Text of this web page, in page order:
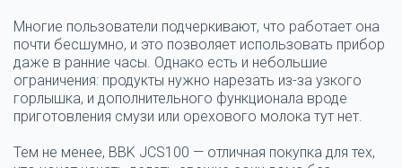
Многие пользователи подчеркивают, что работает она
почти бесшумно, и это позволяет использовать прибор
даже в ранние часы. Однако есть и небольшие
ограничения: продукты нужно нарезать из-за узкого
горлышка, и дополнительного функционала вроде
приготовления смузи или орехового молока тут нет.
Тем не менее, BBK JCS100 — отличная покупка для тех,